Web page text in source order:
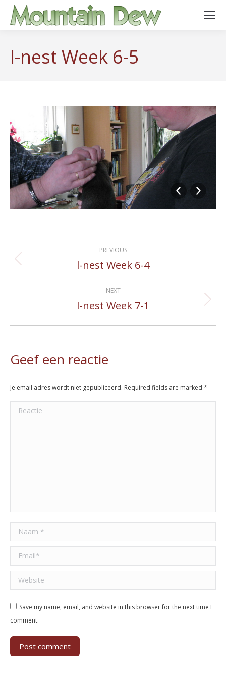
l-nest Week 6-5
navigation
PREVIOUS
Previous
l-nest Week 6-4
NEXT
Next
l-nest Week 7-1
Geef een reactie
Je email adres wordt niet gepubliceerd. Required fields are marked *
Reactie
Naam *
Email *
Website
Save my name, email, and website in this browser for the next time I
comment.
Post comment